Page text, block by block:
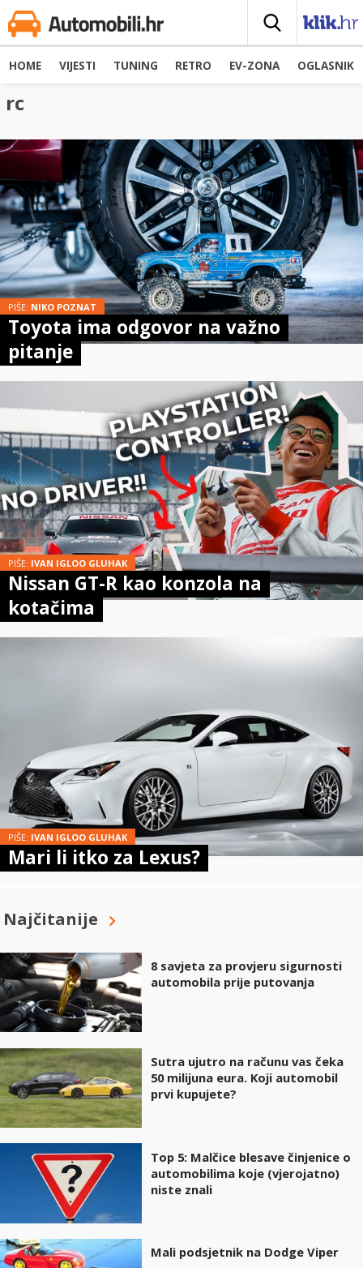
HOME VIJESTI TUNING RETRO EV-ZONA OGLASNIK
rc
PIŠE: NIKO POZNAT
Toyota ima odgovor na važno
pitanje
PIŠE: IVAN IGLOO GLUHAK
Nissan GT-R kao konzola na
kotačima
PIŠE: IVAN IGLOO GLUHAK
Mari li itko za Lexus?
Najčitanije
8 savjeta za provjeru sigurnosti
automobila prije putovanja
Sutra ujutro na računu vas čeka
50 milijuna eura. Koji automobil
prvi kupujete?
Top 5: Malčice blesave činjenice o
automobilima koje (vjerojatno)
niste znali
Mali podsjetnik na Dodge Viper